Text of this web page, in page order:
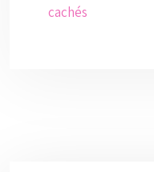
cachés